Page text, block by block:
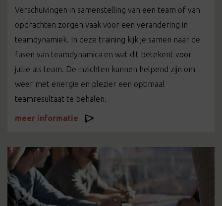
Verschuivingen in samenstelling van een team of van
opdrachten zorgen vaak voor een verandering in
teamdynamiek. In deze training kijk je samen naar de
fasen van teamdynamica en wat dit betekent voor
jullie als team. De inzichten kunnen helpend zijn om
weer met energie en plezier een optimaal
teamresultaat te behalen.
meer informatie